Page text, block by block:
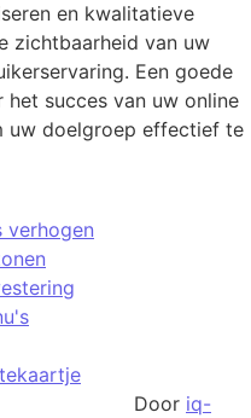
en kwalitatieve
zichtbaarheid van uw
Een goede
het succes van uw online
uw doelgroep effectief te
verhogen
Door iq-